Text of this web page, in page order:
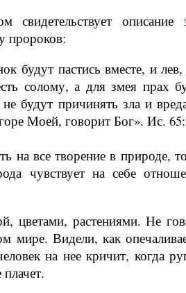
свидетельствует описа­ние
пророков:
будут пастись вместе, и лев,
солому, а для змея прах
будут причинять зла и
Моей, говорит Бог». Ис.
на все творение в при­роде,
чувствует на себе
цветами, растениями. Не
мире. Видели, как
на нее кричит, когда